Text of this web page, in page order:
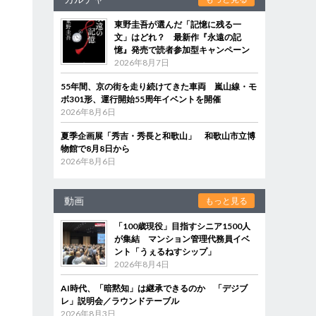
東野圭吾が選んだ「記憶に残る一
文」はどれ？ 最新作『永遠の記
憶』発売で読者参加型キャンペーン
2026年8月7日
55年間、京の街を走り続けてきた車両 嵐山線・モ
ボ301形、運行開始55周年イベントを開催
2026年8月6日
夏季企画展「秀吉・秀長と和歌山」 和歌山市立博
物館で8月8日から
2026年8月6日
動画 もっと見る
「100歳現役」目指すシニア1500人
が集結 マンション管理代務員イベ
ント「うぇるねすシップ」
2026年8月4日
AI時代、「暗黙知」は継承できるのか 「デジブ
レ」説明会／ラウンドテーブル
2026年8月3日